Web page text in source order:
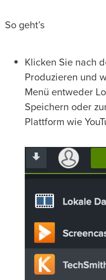
So geht’s
Klicken Sie nach
Produzieren und
Menü entweder
Speichern oder
Plattform wie